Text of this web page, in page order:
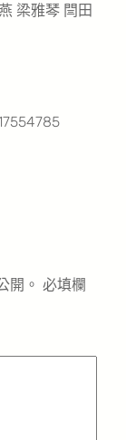
梁雅琴 閆田
開。 必填欄